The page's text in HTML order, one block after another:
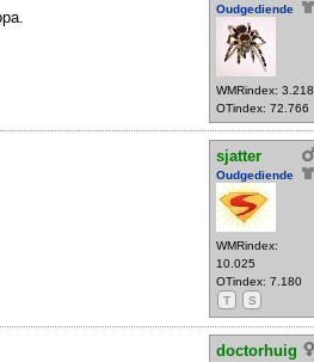
Oudgediende
WMRindex: 3.218
OTindex: 72.766
sjatter
Oudgediende
WMRindex:
10.025
OTindex: 7.180
T
S
doctorhuig